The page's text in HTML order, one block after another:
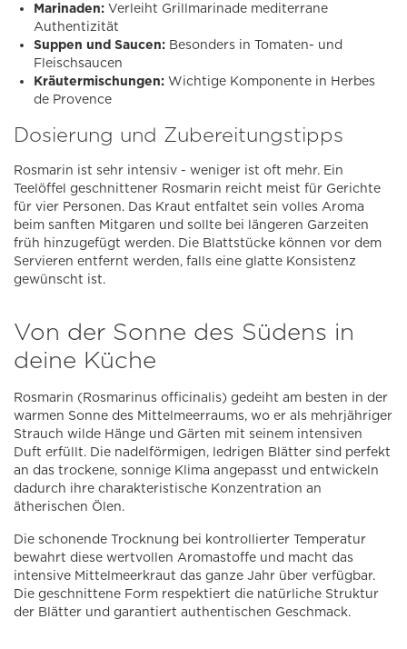
Marinaden: Verleiht Grillmarinade mediterrane
Authentizität
Suppen und Saucen: Besonders in Tomaten- und
Fleischsaucen
Kräutermischungen: Wichtige Komponente in Herbes
de Provence
Dosierung und Zubereitungstipps
Rosmarin ist sehr intensiv - weniger ist oft mehr. Ein
Teelöffel geschnittener Rosmarin reicht meist für Gerichte
für vier Personen. Das Kraut entfaltet sein volles Aroma
beim sanften Mitgaren und sollte bei längeren Garzeiten
früh hinzugefügt werden. Die Blattstücke können vor dem
Servieren entfernt werden, falls eine glatte Konsistenz
gewünscht ist.
Von der Sonne des Südens in
deine Küche
Rosmarin (Rosmarinus officinalis) gedeiht am besten in der
warmen Sonne des Mittelmeerraums, wo er als mehrjähriger
Strauch wilde Hänge und Gärten mit seinem intensiven
Duft erfüllt. Die nadelförmigen, ledrigen Blätter sind perfekt
an das trockene, sonnige Klima angepasst und entwickeln
dadurch ihre charakteristische Konzentration an
ätherischen Ölen.
Die schonende Trocknung bei kontrollierter Temperatur
bewahrt diese wertvollen Aromastoffe und macht das
intensive Mittelmeerkraut das ganze Jahr über verfügbar.
Die geschnittene Form respektiert die natürliche Struktur
der Blätter und garantiert authentischen Geschmack.